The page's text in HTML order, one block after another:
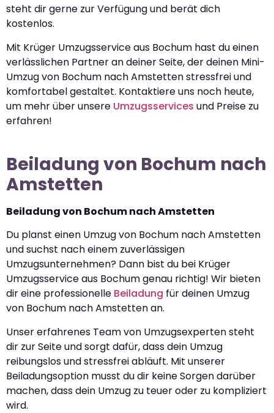
steht dir gerne zur Verfügung und berät dich
kostenlos.
Mit Krüger Umzugsservice aus Bochum hast du einen
verlässlichen Partner an deiner Seite, der deinen Mini-
Umzug von Bochum nach Amstetten stressfrei und
komfortabel gestaltet. Kontaktiere uns noch heute,
um mehr über unsere Umzugsservices und Preise zu
erfahren!
Beiladung von Bochum nach
Amstetten
Beiladung von Bochum nach Amstetten
Du planst einen Umzug von Bochum nach Amstetten
und suchst nach einem zuverlässigen
Umzugsunternehmen? Dann bist du bei Krüger
Umzugsservice aus Bochum genau richtig! Wir bieten
dir eine professionelle Beiladung für deinen Umzug
von Bochum nach Amstetten an.
Unser erfahrenes Team von Umzugsexperten steht
dir zur Seite und sorgt dafür, dass dein Umzug
reibungslos und stressfrei abläuft. Mit unserer
Beiladungsoption musst du dir keine Sorgen darüber
machen, dass dein Umzug zu teuer oder zu kompliziert
wird.